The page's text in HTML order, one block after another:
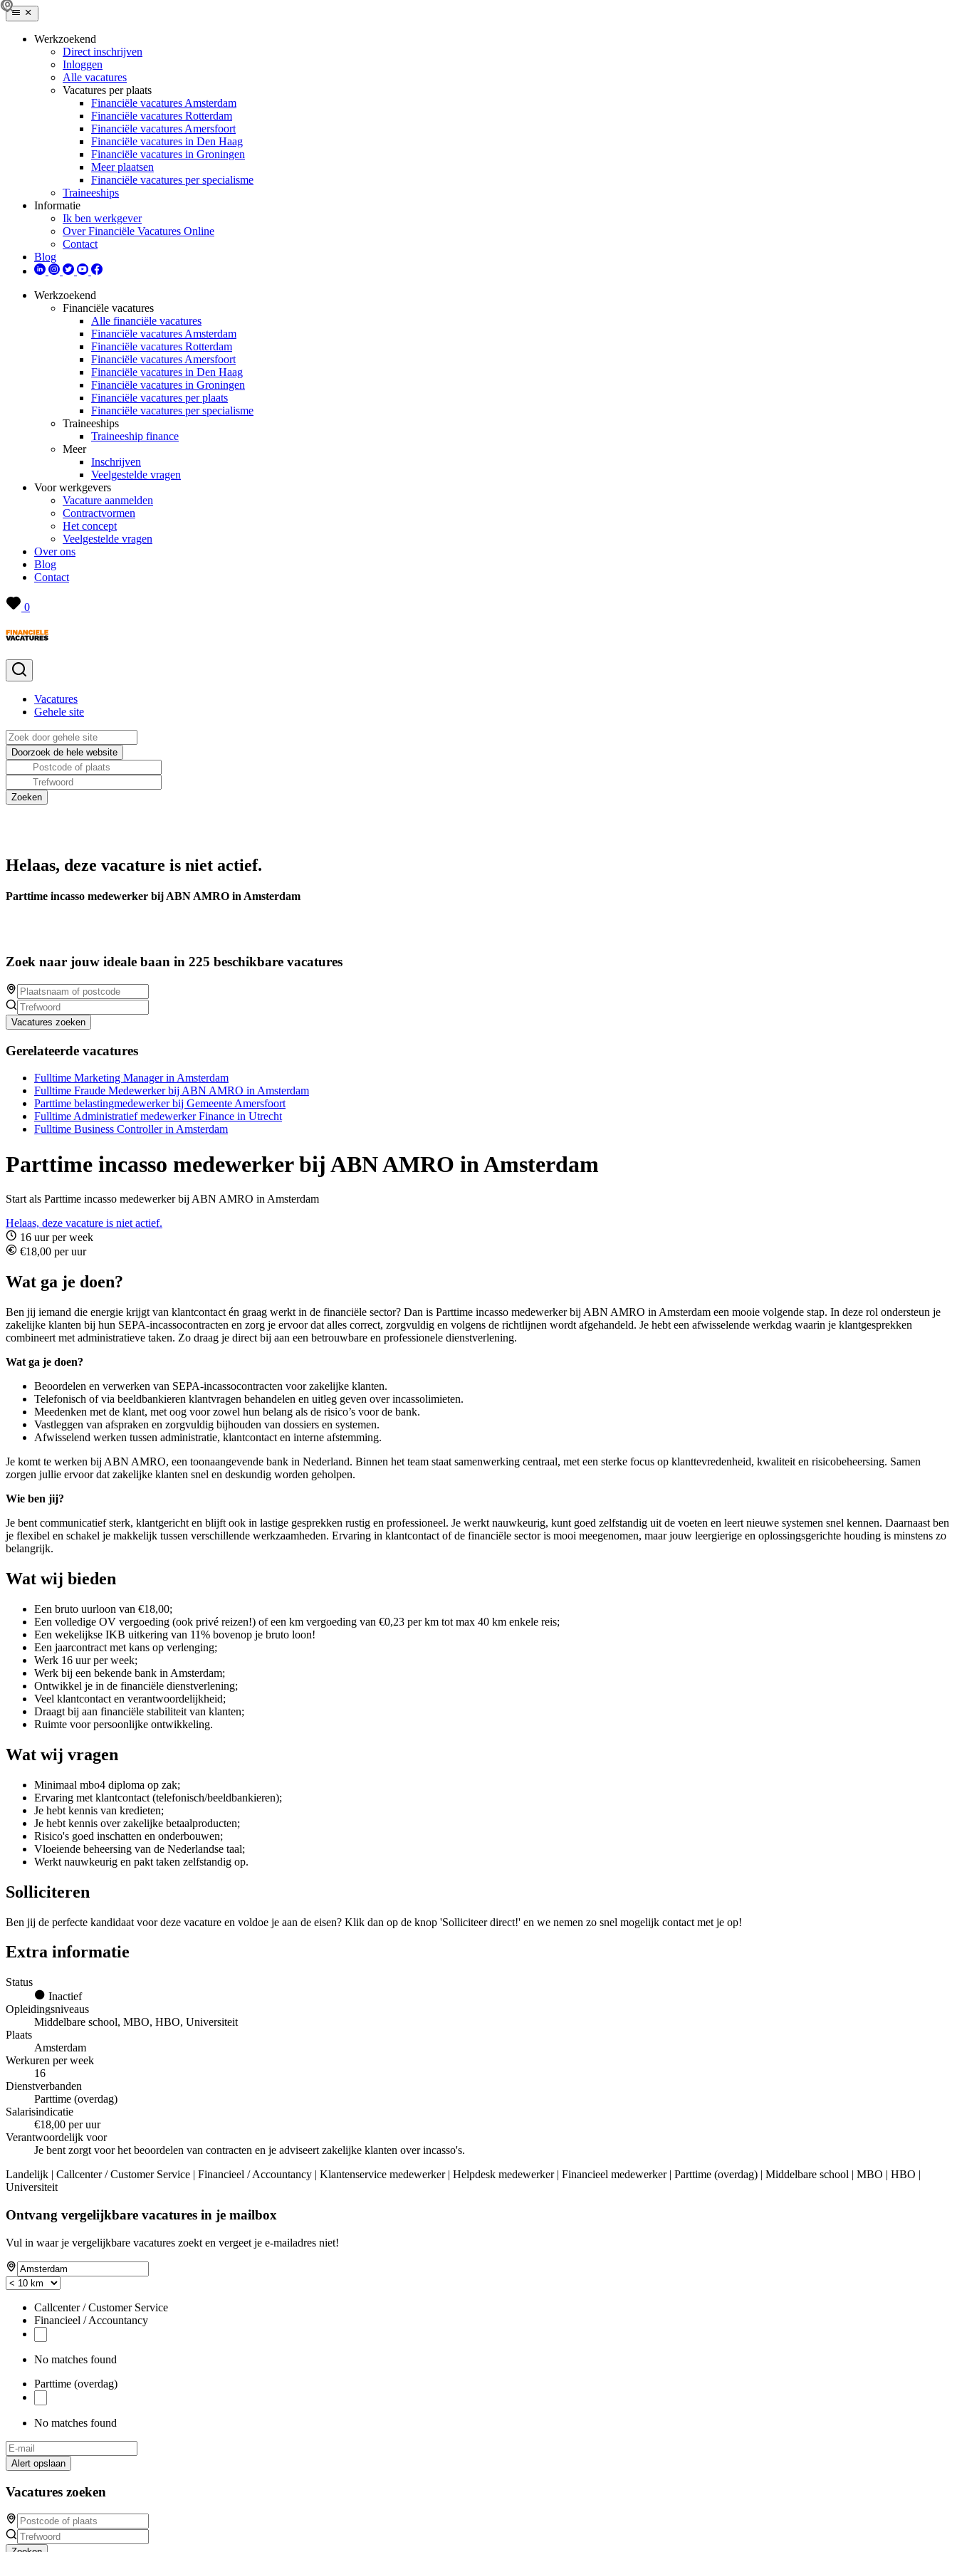
Werkzoekend
Direct inschrijven
Inloggen
Alle vacatures
Vacatures per plaats
Financiële vacatures Amsterdam
Financiële vacatures Rotterdam
Financiële vacatures Amersfoort
Financiële vacatures in Den Haag
Financiële vacatures in Groningen
Meer plaatsen
Financiële vacatures per specialisme
Traineeships
Informatie
Ik ben werkgever
Over Financiële Vacatures Online
Contact
Blog
Werkzoekend
Financiële vacatures
Alle financiële vacatures
Financiële vacatures Amsterdam
Financiële vacatures Rotterdam
Financiële vacatures Amersfoort
Financiële vacatures in Den Haag
Financiële vacatures in Groningen
Financiële vacatures per plaats
Financiële vacatures per specialisme
Traineeships
Traineeship finance
Meer
Inschrijven
Veelgestelde vragen
Voor werkgevers
Vacature aanmelden
Contractvormen
Het concept
Veelgestelde vragen
Over ons
Blog
Contact
0
Vacatures
Gehele site
Helaas, deze vacature is niet actief.
Parttime incasso medewerker bij ABN AMRO in Amsterdam
Zoek naar jouw ideale baan in 225 beschikbare vacatures
Vacatures zoeken
Gerelateerde vacatures
Fulltime Marketing Manager in Amsterdam
Fulltime Fraude Medewerker bij ABN AMRO in Amsterdam
Parttime belastingmedewerker bij Gemeente Amersfoort
Fulltime Administratief medewerker Finance in Utrecht
Fulltime Business Controller in Amsterdam
Parttime incasso medewerker bij ABN AMRO in Amsterdam
Start als Parttime incasso medewerker bij ABN AMRO in Amsterdam
Helaas, deze vacature is niet actief.
16 uur per week
€18,00 per uur
Wat ga je doen?
Ben jij iemand die energie krijgt van klantcontact én graag werkt in de financiële sector? Dan is Parttime incasso medewerker bij ABN AMRO in Amsterdam een mooie volgende stap. In deze rol ondersteun je
zakelijke klanten bij hun SEPA-incassocontracten en zorg je ervoor dat alles correct, zorgvuldig en volgens de richtlijnen wordt afgehandeld. Je hebt een afwisselende werkdag waarin je klantgesprekken
combineert met administratieve taken. Zo draag je direct bij aan een betrouwbare en professionele dienstverlening.
Wat ga je doen?
Beoordelen en verwerken van SEPA-incassocontracten voor zakelijke klanten.
Telefonisch of via beeldbankieren klantvragen behandelen en uitleg geven over incassolimieten.
Meedenken met de klant, met oog voor zowel hun belang als de risico’s voor de bank.
Vastleggen van afspraken en zorgvuldig bijhouden van dossiers en systemen.
Afwisselend werken tussen administratie, klantcontact en interne afstemming.
Je komt te werken bij ABN AMRO, een toonaangevende bank in Nederland. Binnen het team staat samenwerking centraal, met een sterke focus op klanttevredenheid, kwaliteit en risicobeheersing. Samen
zorgen jullie ervoor dat zakelijke klanten snel en deskundig worden geholpen.
Wie ben jij?
Je bent communicatief sterk, klantgericht en blijft ook in lastige gesprekken rustig en professioneel. Je werkt nauwkeurig, kunt goed zelfstandig uit de voeten en leert nieuwe systemen snel kennen. Daarnaast ben
je flexibel en schakel je makkelijk tussen verschillende werkzaamheden. Ervaring in klantcontact of de financiële sector is mooi meegenomen, maar jouw leergierige en oplossingsgerichte houding is minstens zo
belangrijk.
Wat wij bieden
Een bruto uurloon van €18,00;
Een volledige OV vergoeding (ook privé reizen!) of een km vergoeding van €0,23 per km tot max 40 km enkele reis;
Een wekelijkse IKB uitkering van 11% bovenop je bruto loon!
Een jaarcontract met kans op verlenging;
Werk 16 uur per week;
Werk bij een bekende bank in Amsterdam;
Ontwikkel je in de financiële dienstverlening;
Veel klantcontact en verantwoordelijkheid;
Draagt bij aan financiële stabiliteit van klanten;
Ruimte voor persoonlijke ontwikkeling.
Wat wij vragen
Minimaal mbo4 diploma op zak;
Ervaring met klantcontact (telefonisch/beeldbankieren);
Je hebt kennis van kredieten;
Je hebt kennis over zakelijke betaalproducten;
Risico's goed inschatten en onderbouwen;
Vloeiende beheersing van de Nederlandse taal;
Werkt nauwkeurig en pakt taken zelfstandig op.
Solliciteren
Ben jij de perfecte kandidaat voor deze vacature en voldoe je aan de eisen? Klik dan op de knop 'Solliciteer direct!' en we nemen zo snel mogelijk contact met je op!
Extra informatie
Status
Inactief
Opleidingsniveaus
Middelbare school, MBO, HBO, Universiteit
Plaats
Amsterdam
Werkuren per week
16
Dienstverbanden
Parttime (overdag)
Salarisindicatie
€18,00 per uur
Verantwoordelijk voor
Je bent zorgt voor het beoordelen van contracten en je adviseert zakelijke klanten over incasso's.
Landelijk | Callcenter / Customer Service | Financieel / Accountancy | Klantenservice medewerker | Helpdesk medewerker | Financieel medewerker | Parttime (overdag) | Middelbare school | MBO | HBO |
Universiteit
Ontvang vergelijkbare vacatures in je mailbox
Vul in waar je vergelijkbare vacatures zoekt en vergeet je e-mailadres niet!
Callcenter / Customer Service
Financieel / Accountancy
No matches found
Parttime (overdag)
No matches found
Alert opslaan
Vacatures zoeken